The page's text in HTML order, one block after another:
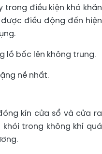
điều kiện khó khăn
điều động đến hiện
lồ bốc lên không trung.
nề nhất.
kín cửa sổ và cửa ra
trong không khí quá